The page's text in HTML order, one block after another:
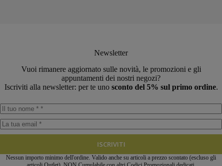
Newsletter
Vuoi rimanere aggiornato sulle novità, le promozioni e gli
appuntamenti dei nostri negozi?
Iscriviti alla newsletter: per te uno sconto del 5% sul primo ordine.
ISCRIVITI
Nessun importo minimo dell'ordine. Valido anche su articoli a prezzo scontato (escluso gli